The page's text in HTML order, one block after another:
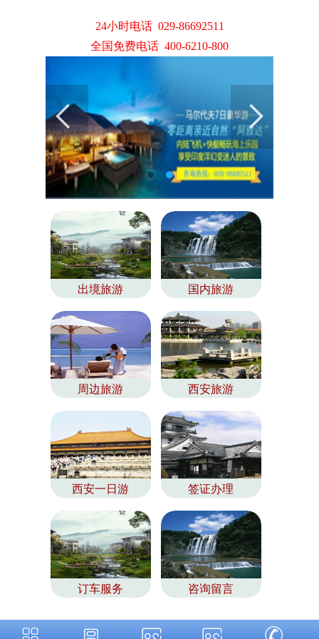
24小时电话 029-86692511
全国免费电话 400-6210-800
出境旅游 国内旅游
周边旅游 西安旅游
西安一日游 签证办理
订车服务 咨询留言